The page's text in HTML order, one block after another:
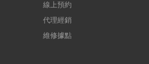
線上預約
代理經銷
維修據點